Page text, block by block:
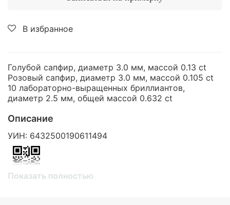
В избранное
Голубой сапфир, диаметр 3.0 мм, массой 0.13 ct
Розовый сапфир, диаметр 3.0 мм, массой 0.105 ct
10 лабораторно-выращенных бриллиантов,
диаметр 2.5 мм, общей массой 0.632 ct
Описание
УИН: 6432500190611494
Показать полностью